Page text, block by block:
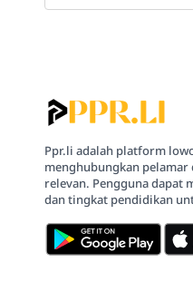
Ppr.li adalah platform
menghubungkan pelamar
relevan. Pengguna dapat
dan tingkat pendidikan